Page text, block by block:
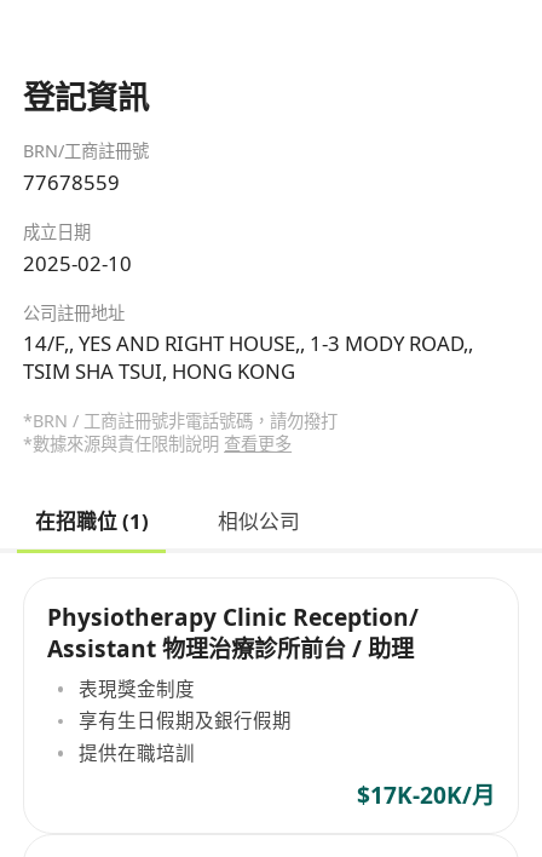
登記資訊
BRN/工商註冊號
77678559
成立日期
2025-02-10
公司註冊地址
14/F,, YES AND RIGHT HOUSE,, 1-3 MODY ROAD,,
TSIM SHA TSUI, HONG KONG
*BRN / 工商註冊號非電話號碼，請勿撥打
*數據來源與責任限制說明 查看更多
在招職位 (1) 相似公司
Physiotherapy Clinic Reception/
Assistant 物理治療診所前台 / 助理
表現獎金制度
享有生日假期及銀行假期
提供在職培訓
$17K-20K/月